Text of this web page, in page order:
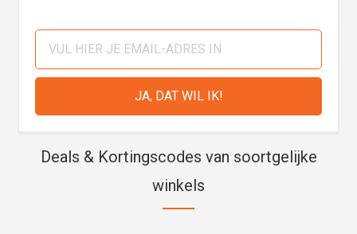
Deals & Kortingscodes van soortgelijke
winkels